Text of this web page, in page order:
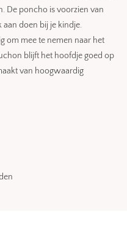
De poncho is voorzien van
doen bij je kindje.
om mee te nemen naar het
blijft het hoofdje goed op
van hoogwaardig